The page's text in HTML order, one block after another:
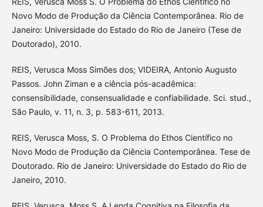
Novo Modo de Produção da Ciência Contemporânea. Rio de
Janeiro: Universidade do Estado do Rio de Janeiro (Tese de
Doutorado), 2010.
REIS, Verusca Moss Simões dos; VIDEIRA, Antonio Augusto
Passos. John Ziman e a ciência pós-acadêmica:
consensibilidade, consensualidade e confiabilidade. Sci. stud.,
São Paulo, v. 11, n. 3, p. 583-611, 2013.
REIS, Verusca Moss, S. O Problema do Ethos Científico no
Novo Modo de Produção da Ciência Contemporânea. Tese de
Doutorado. Rio de Janeiro: Universidade do Estado do Rio de
Janeiro, 2010.